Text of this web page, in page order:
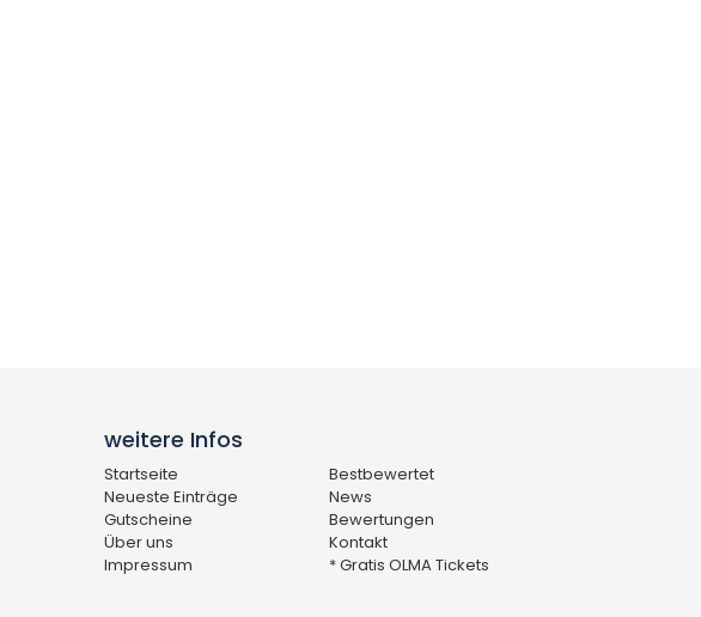
weitere Infos
Startseite
Bestbewertet
Neueste Einträge
News
Gutscheine
Bewertungen
Über uns
Kontakt
Impressum
* Gratis OLMA Tickets